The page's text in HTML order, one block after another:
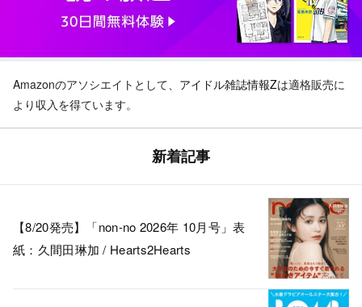
Amazonのアソシエイトとして、 アイドル雑誌情報Zは適格販売に
より収入を得ています。
新着記事
【8/20発売】「non-no 2026年 10月号」表
紙：久間田琳加 / Hearts2Hearts